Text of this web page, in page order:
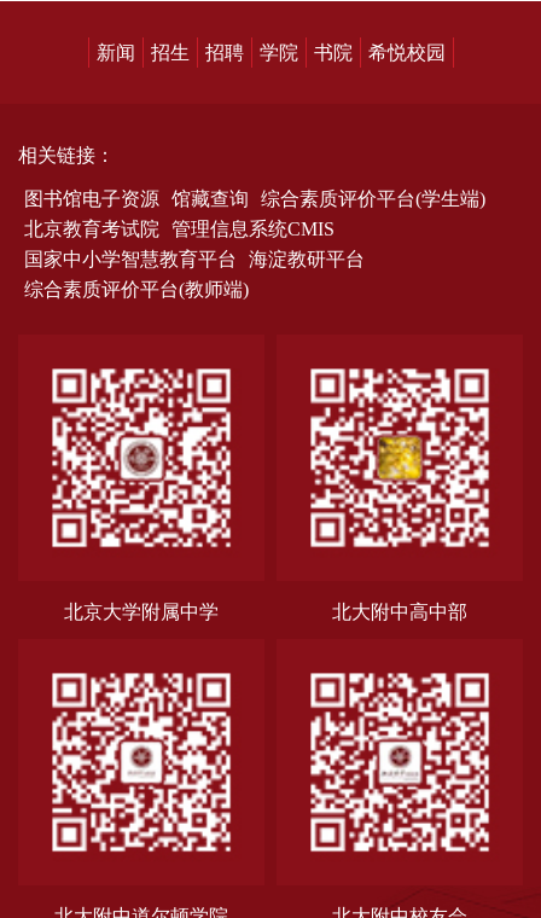
新闻 招生 招聘 学院 书院 希悦校园
相关链接：
图书馆电子资源 馆藏查询
综合素质评价平台(学生端)
北京教育考试院
管理信息系统CMIS
国家中小学智慧教育平台
海淀教研平台
综合素质评价平台(教师端)
北京大学附属中学 北大附中高中部